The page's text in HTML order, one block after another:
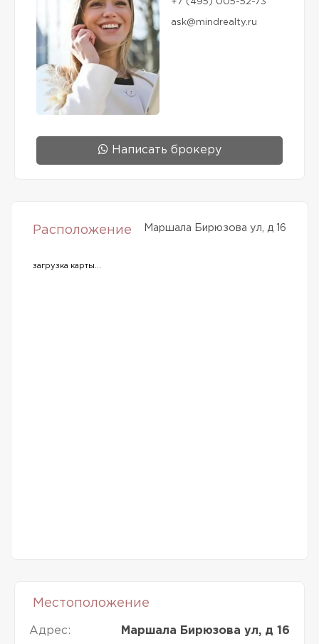
+7 (495) 005-52-73
ask@mindrealty.ru
Написать брокеру
Расположение Маршала Бирюзова ул, д 16
загрузка карты...
Местоположение
Адрес: Маршала Бирюзова ул, д 16